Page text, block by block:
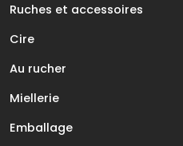
Ruches et accessoires
Cire
Au rucher
Miellerie
Emballage